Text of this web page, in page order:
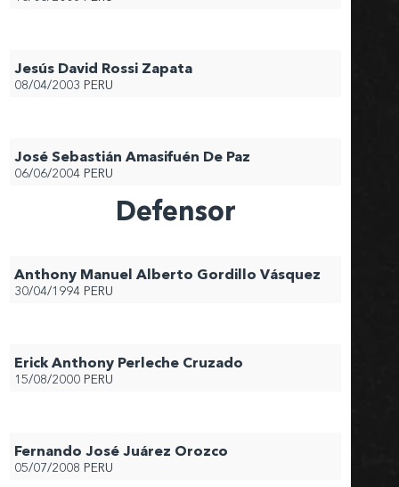
Jesús David Rossi Zapata
08/04/2003 PERU
José Sebastián Amasifuén De Paz
06/06/2004 PERU
Defensor
Anthony Manuel Alberto Gordillo Vásquez
30/04/1994 PERU
Erick Anthony Perleche Cruzado
15/08/2000 PERU
Fernando José Juárez Orozco
05/07/2008 PERU